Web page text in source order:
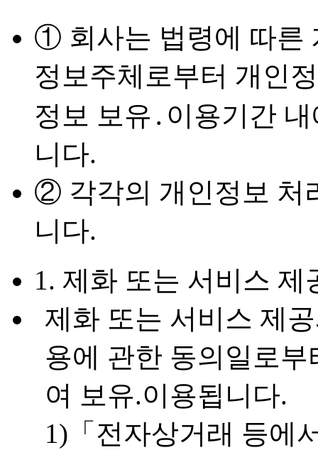
① 회사는 법령에 따른
정보주체로부터 개인
정보 보유․이용기간
니다.
② 각각의 개인정보 처
니다.
1. 제화 또는 서비스 제
제화 또는 서비스 제
용에 관한 동의일로
여 보유.이용됩니다.
1)「전자상거래 등에